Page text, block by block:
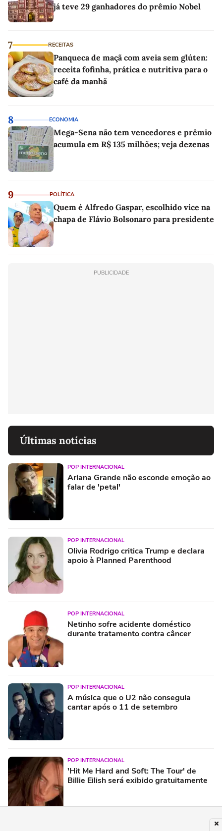
já teve 29 ganhadores do prêmio Nobel
7 RECEITAS
Panqueca de maçã com aveia sem glúten:
receita fofinha, prática e nutritiva para o
café da manhã
8 ECONOMIA
Mega-Sena não tem vencedores e prêmio
acumula em R$ 135 milhões; veja dezenas
9 POLÍTICA
Quem é Alfredo Gaspar, escolhido vice na
chapa de Flávio Bolsonaro para presidente
PUBLICIDADE
Últimas notícias
POP INTERNACIONAL
Ariana Grande não esconde emoção ao
falar de 'petal'
POP INTERNACIONAL
Olivia Rodrigo critica Trump e declara
apoio à Planned Parenthood
POP INTERNACIONAL
Netinho sofre acidente doméstico
durante tratamento contra câncer
POP INTERNACIONAL
A música que o U2 não conseguia
cantar após o 11 de setembro
POP INTERNACIONAL
'Hit Me Hard and Soft: The Tour' de
Billie Eilish será exibido gratuitamente